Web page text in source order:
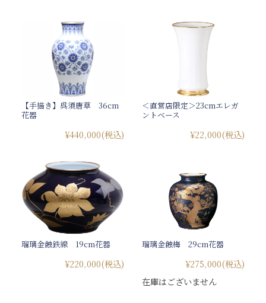
【手描き】呉須唐草 36cm
花器
¥440,000(税込)
＜直営店限定＞23cmエレガ
ントベース
¥22,000(税込)
瑠璃金蝕鉄線 19cm花器
¥220,000(税込)
瑠璃金蝕梅 29cm花器
¥275,000(税込)
在庫はございません